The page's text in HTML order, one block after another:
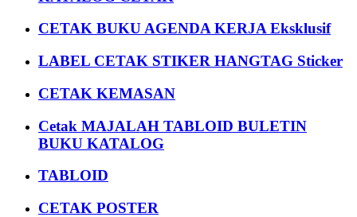
CETAK BUKU AGENDA KERJA Eksklusif
LABEL CETAK STIKER HANGTAG Sticker
CETAK KEMASAN
Cetak MAJALAH TABLOID BULETIN
BUKU KATALOG
TABLOID
CETAK POSTER